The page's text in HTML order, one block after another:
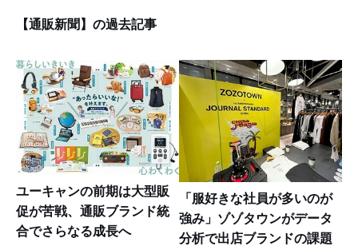
【通販新聞】の過去記事
ユーキャンの前期は大型販
促が苦戦、通販ブランド統
合でさらなる成長へ
「服好きな社員が多いのが
強み」ゾゾタウンがデータ
分析で出店ブランドの課題